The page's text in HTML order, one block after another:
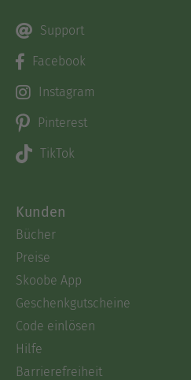
Support
Facebook
Instagram
Pinterest
TikTok
Kunden
Bücher
Preise
Skoobe App
Geschenkgutscheine
Code einlösen
Hilfe
Barrierefreiheit